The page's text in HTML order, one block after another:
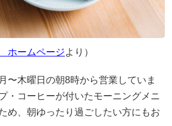
ホームページより）
〜木曜日の朝8時から営業していま
・コーヒーが付いたモーニングメニ
め、朝ゆったり過ごしたい方にもお